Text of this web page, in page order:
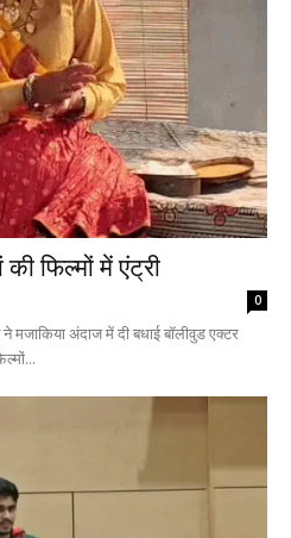
फिल्मों में एंट्री
0
ने मजाकिया अंदाज में दी बधाई बॉलीवुड एक्टर